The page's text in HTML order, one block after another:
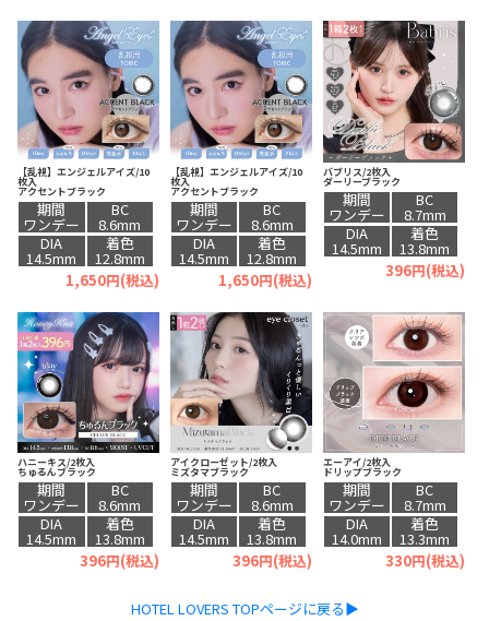
【乱視】エンジェルアイズ/10
枚入
アクセントブラック
期間
ワンデー
BC
8.6mm
DIA
14.5mm
着色
12.8mm
1,650円(税込)
【乱視】エンジェルアイズ/10
枚入
アクセントブラック
期間
ワンデー
BC
8.6mm
DIA
14.5mm
着色
12.8mm
1,650円(税込)
バブリス/2枚入
ダーリーブラック
期間
ワンデー
BC
8.7mm
DIA
14.5mm
着色
13.8mm
396円(税込)
ハニーキス/2枚入
ちゅるんブラック
期間
ワンデー
BC
8.6mm
DIA
14.5mm
着色
13.8mm
396円(税込)
アイクローゼット/2枚入
ミズタマブラック
期間
ワンデー
BC
8.6mm
DIA
14.5mm
着色
13.8mm
396円(税込)
エーアイ/2枚入
ドリップブラック
期間
ワンデー
BC
8.7mm
DIA
14.0mm
着色
13.3mm
330円(税込)
HOTEL LOVERS TOPページに戻る▶